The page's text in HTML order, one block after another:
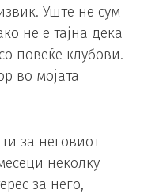
Уште не сум
не е тајна дека
повеќе клубови.
во мојата
за неговиот
неколку
за него,